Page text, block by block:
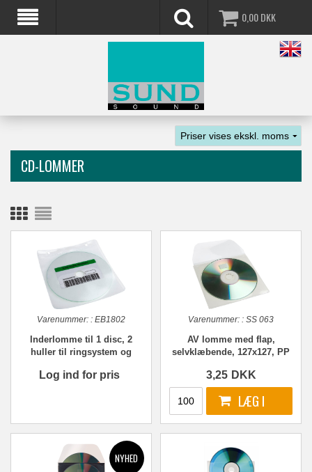
0,00DKK
CD-LOMMER
Varenummer:: EB1802
Inderlomme til 1 disc, 2
huller til ringsystem og
Log ind for pris
Varenummer: : SS 063
AV lomme med flap,
selvklæbende, 127x127, PP
3,25 DKK